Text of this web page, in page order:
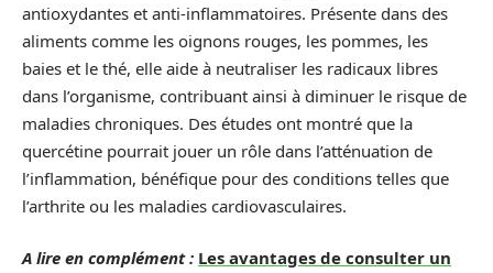
antioxydantes et anti-inflammatoires. Présente dans des
aliments comme les oignons rouges, les pommes, les
baies et le thé, elle aide à neutraliser les radicaux libres
dans l’organisme, contribuant ainsi à diminuer le risque de
maladies chroniques. Des études ont montré que la
quercétine pourrait jouer un rôle dans l’atténuation de
l’inflammation, bénéfique pour des conditions telles que
l’arthrite ou les maladies cardiovasculaires.
A lire en complément : Les avantages de consulter un